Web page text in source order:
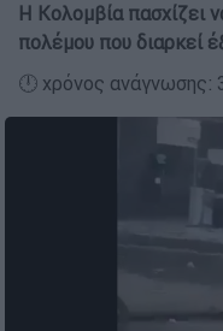
Η Κολομβία πασχίζει
πολέμου που διαρκεί
🕛 χρόνος